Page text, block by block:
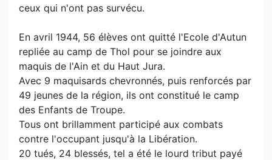
ceux qui n'ont pas survécu.
En avril 1944, 56 élèves ont quitté l'Ecole d'Autun
repliée au camp de Thol pour se joindre aux
maquis de l'Ain et du Haut Jura.
Avec 9 maquisards chevronnés, puis renforcés par
49 jeunes de la région, ils ont constitué le camp
des Enfants de Troupe.
Tous ont brillamment participé aux combats
contre l'occupant jusqu'à la Libération.
20 tués, 24 blessés, tel a été le lourd tribut payé